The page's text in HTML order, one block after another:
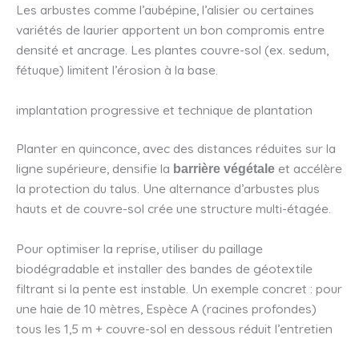
Les arbustes comme l’aubépine, l’alisier ou certaines
variétés de laurier apportent un bon compromis entre
densité et ancrage. Les plantes couvre-sol (ex. sedum,
fétuque) limitent l’érosion à la base.
implantation progressive et technique de plantation
Planter en quinconce, avec des distances réduites sur la
ligne supérieure, densifie la barrière végétale et accélère
la protection du talus. Une alternance d’arbustes plus
hauts et de couvre-sol crée une structure multi-étagée.
Pour optimiser la reprise, utiliser du paillage
biodégradable et installer des bandes de géotextile
filtrant si la pente est instable. Un exemple concret : pour
une haie de 10 mètres, Espèce A (racines profondes)
tous les 1,5 m + couvre-sol en dessous réduit l’entretien